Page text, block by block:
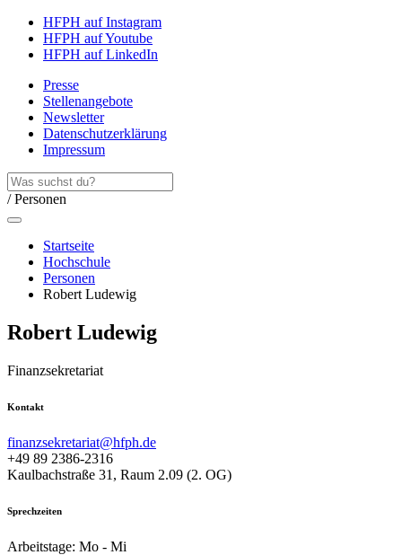
HFPH auf Instagram
HFPH auf Youtube
HFPH auf LinkedIn
Presse
Stellenangebote
Newsletter
Datenschutzerklärung
Impressum
/ Personen
Startseite
Hochschule
Personen
Robert Ludewig
Robert Ludewig
Finanzsekretariat
Kontakt
finanzsekretariat@hfph.de
+49 89 2386-2316
Kaulbachstraße 31, Raum 2.09 (2. OG)
Sprechzeiten
Arbeitstage: Mo - Mi